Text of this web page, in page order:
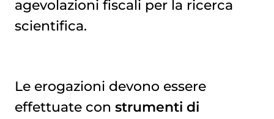
agevolazioni fiscali per la ricerca
scientifica.
Le erogazioni devono essere
effettuate con strumenti di